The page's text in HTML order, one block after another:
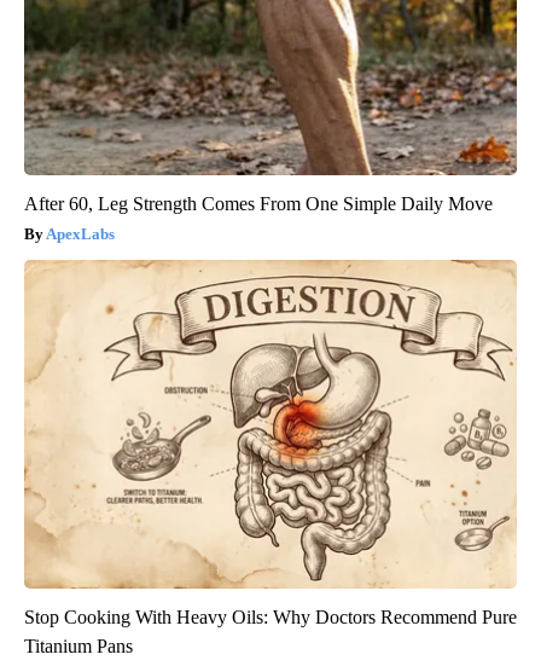
After 60, Leg Strength Comes From One Simple Daily Move
ApexLabs
Stop Cooking With Heavy Oils: Why Doctors Recommend Pure
Titanium Pans